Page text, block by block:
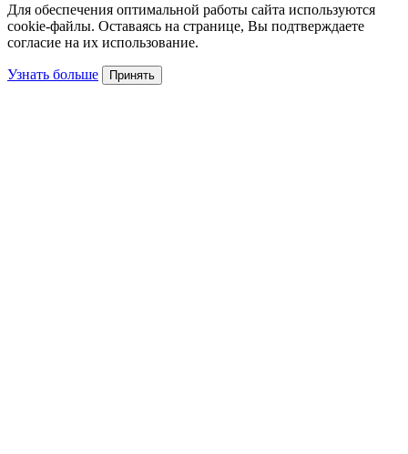
Для обеспечения оптимальной работы сайта используются
cookie-файлы. Оставаясь на странице, Вы подтверждаете
согласие на их использование.
Узнать больше Принять